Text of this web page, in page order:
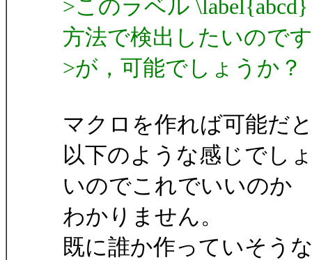
>このラベル
方法で検出したいのです
>が，可能でしょうか？
マクロを作れば可能だ
以下のような感じでし
いのでこれでいいのか
わかりません。
既に誰か作っていそう